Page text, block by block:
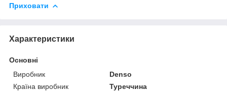
Приховати
Характеристики
Основні
Виробник
Denso
Країна виробник
Туреччина